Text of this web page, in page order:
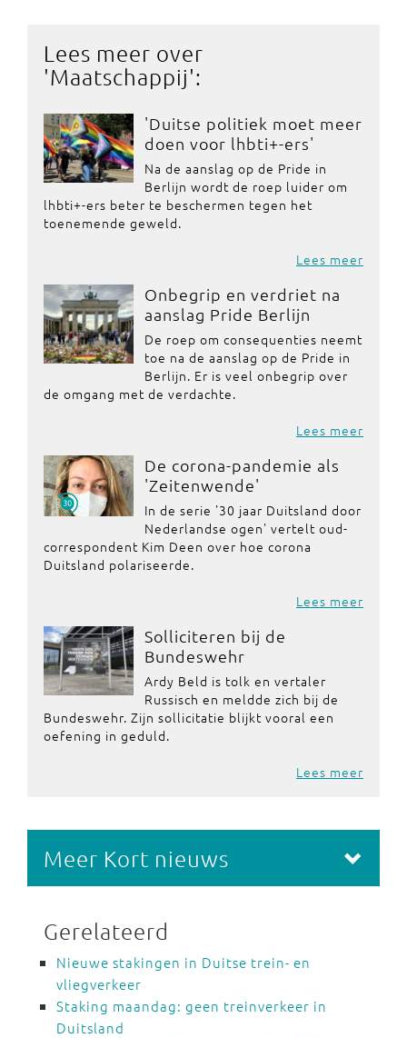
Lees meer over
'Maatschappij':
'Duitse politiek moet meer
doen voor lhbti+-ers'
Na de aanslag op de Pride in
Berlijn wordt de roep luider om
lhbti+-ers beter te beschermen tegen het
toenemende geweld.
Lees meer
Onbegrip en verdriet na
aanslag Pride Berlijn
De roep om consequenties neemt
toe na de aanslag op de Pride in
Berlijn. Er is veel onbegrip over
de omgang met de verdachte.
Lees meer
De corona-pandemie als
'Zeitenwende'
In de serie '30 jaar Duitsland door
Nederlandse ogen' vertelt oud-
correspondent Kim Deen over hoe corona
Duitsland polariseerde.
Lees meer
Solliciteren bij de
Bundeswehr
Ardy Beld is tolk en vertaler
Russisch en meldde zich bij de
Bundeswehr. Zijn sollicitatie blijkt vooral een
oefening in geduld.
Lees meer
Meer Kort nieuws
Gerelateerd
Nieuwe stakingen in Duitse trein- en
vliegverkeer
Staking maandag: geen treinverkeer in
Duitsland